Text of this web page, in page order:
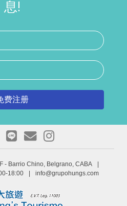
息!
费注册
- Barrio Chino, Belgrano, CABA
18:00
info@grupohungs.com